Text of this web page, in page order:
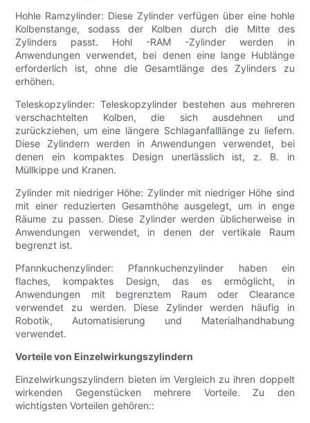
Hohle Ramzylinder: Diese Zylinder verfügen über eine hohle
Kolbenstange, sodass der Kolben durch die Mitte des
Zylinders passt. Hohl -RAM -Zylinder werden in
Anwendungen verwendet, bei denen eine lange Hublänge
erforderlich ist, ohne die Gesamtlänge des Zylinders zu
erhöhen.
Teleskopzylinder: Teleskopzylinder bestehen aus mehreren
verschachtelten Kolben, die sich ausdehnen und
zurückziehen, um eine längere Schlaganfalllänge zu liefern.
Diese Zylindern werden in Anwendungen verwendet, bei
denen ein kompaktes Design unerlässlich ist, z. B. in
Müllkippe und Kranen.
Zylinder mit niedriger Höhe: Zylinder mit niedriger Höhe sind
mit einer reduzierten Gesamthöhe ausgelegt, um in enge
Räume zu passen. Diese Zylinder werden üblicherweise in
Anwendungen verwendet, in denen der vertikale Raum
begrenzt ist.
Pfannkuchenzylinder: Pfannkuchenzylinder haben ein
flaches, kompaktes Design, das es ermöglicht, in
Anwendungen mit begrenztem Raum oder Clearance
verwendet zu werden. Diese Zylinder werden häufig in
Robotik, Automatisierung und Materialhandhabung
verwendet.
Vorteile von Einzelwirkungszylindern
Einzelwirkungszylindern bieten im Vergleich zu ihren doppelt
wirkenden Gegenstücken mehrere Vorteile. Zu den
wichtigsten Vorteilen gehören::